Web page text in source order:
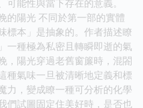
能性與當下存在的意義。
的陽光 不同於第一部的實體
標本」是抽象的。作者描述瞭
一種極為私密且轉瞬即逝的氣
陽光穿過老舊窗簾時，混閤
種氣味一旦被清晰地定義和標
力，變成瞭一種可分析的化學
們試圖固定住美好時，是否也